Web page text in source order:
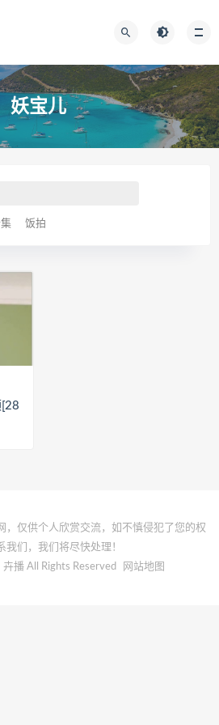
妖宝儿
饭拍
，仅供个人欣赏交流，如不慎侵犯了您的权
我们，我们将尽快处理！
卉播 All Rights Reserved 网站地图